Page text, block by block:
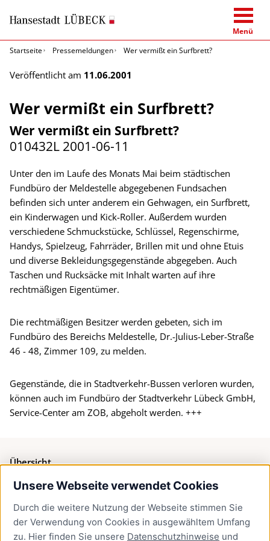
Unsere Webseite verwendet Cookies
Durch die weitere Nutzung der Webseite stimmen Sie
der Verwendung von Cookies in ausgewähltem Umfang
zu. Hier finden Sie unsere Datenschutzhinweise und
Menü
Startseite
Pressemeldungen Wer vermißt ein Surfbrett?
Veröffentlicht am 11.06.2001
Wer vermißt ein Surfbrett?
Wer vermißt ein Surfbrett?
010432L 2001-06-11
Unter den im Laufe des Monats Mai beim städtischen
Fundbüro der Meldestelle abgegebenen Fundsachen
befinden sich unter anderem ein Gehwagen, ein Surfbrett,
ein Kinderwagen und Kick-Roller. Außerdem wurden
verschiedene Schmuckstücke, Schlüssel, Regenschirme,
Handys, Spielzeug, Fahrräder, Brillen mit und ohne Etuis
und diverse Bekleidungsgegenstände abgegeben. Auch
Taschen und Rucksäcke mit Inhalt warten auf ihre
rechtmäßigen Eigentümer.
Die rechtmäßigen Besitzer werden gebeten, sich im
Fundbüro des Bereichs Meldestelle, Dr.-Julius-Leber-Straße
46 - 48, Zimmer 109, zu melden.
Gegenstände, die in Stadtverkehr-Bussen verloren wurden,
können auch im Fundbüro der Stadtverkehr Lübeck GmbH,
Service-Center am ZOB, abgeholt werden. +++
Übersicht
Bürgerservice
Presse
Newsletter Lübeck:kompakt